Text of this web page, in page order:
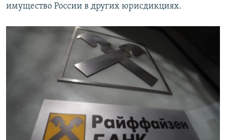
имущество России в других юрисдикциях.